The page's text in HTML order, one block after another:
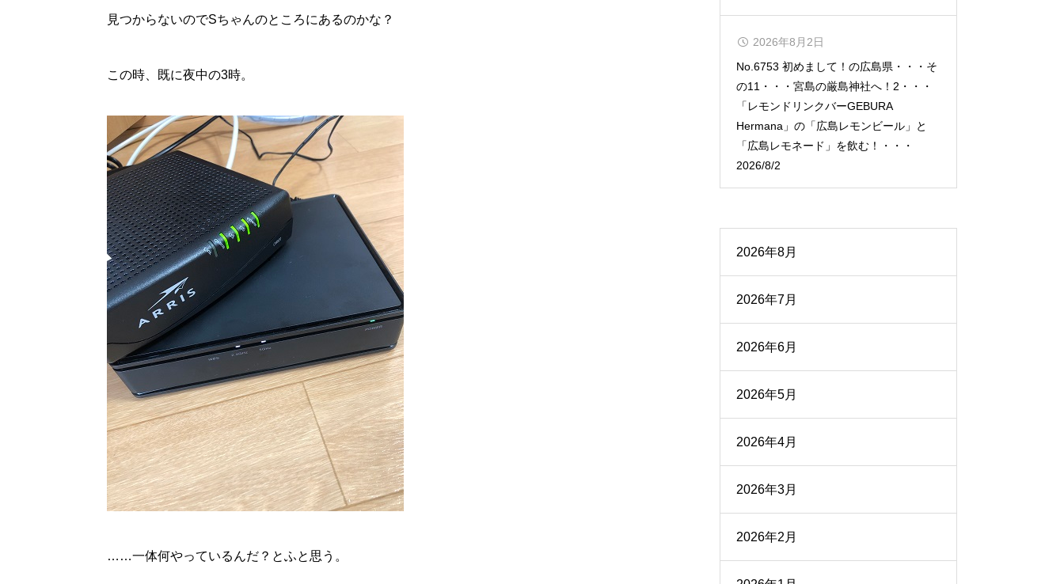
見つからないのでSちゃんのところにあるのかな？
この時、既に夜中の3時。
……一体何やっているんだ？とふと思う。
No.6753 初めまして！の広島県・・・そ
の11・・・宮島の厳島神社へ！2・・・
「レモンドリンクバーGEBURA
Hermana」の「広島レモンビール」と
「広島レモネード」を飲む！・・・
2026/8/2
2026年8月2日
2026年8月
2026年7月
2026年6月
2026年5月
2026年4月
2026年3月
2026年2月